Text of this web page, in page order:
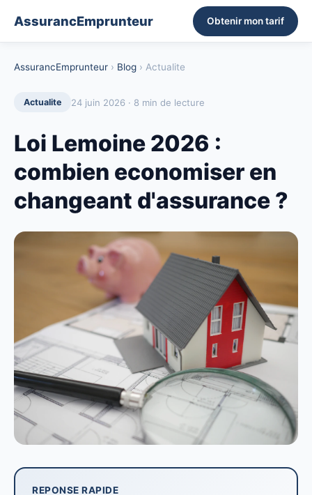
AssurancEmprunteur Obtenir mon tarif
AssurancEmprunteur › Blog › Actualite
Actualite 24 juin 2026 · 8 min de lecture
Loi Lemoine 2026 :
combien economiser en
changeant d'assurance ?
REPONSE RAPIDE